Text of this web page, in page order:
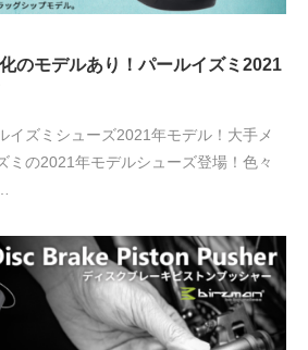
のモデルあり！パールイズミ2021
イズミシューズ2021年モデル！大手メ
ミの2021年モデルシューズ登場！色々